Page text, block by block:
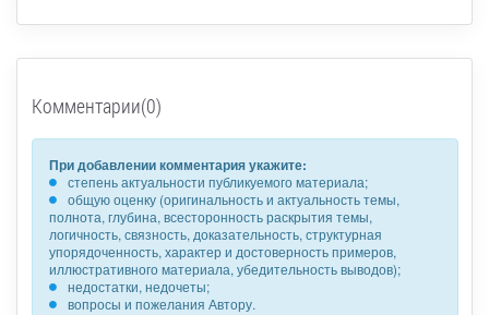
Комментарии(0)
При добавлении комментария укажите:
степень актуальности публикуемого материала;
общую оценку (оригинальность и актуальность темы,
полнота, глубина, всесторонность раскрытия темы,
логичность, связность, доказательность, структурная
упорядоченность, характер и достоверность примеров,
иллюстративного материала, убедительность выводов);
недостатки, недочеты;
вопросы и пожелания Автору.